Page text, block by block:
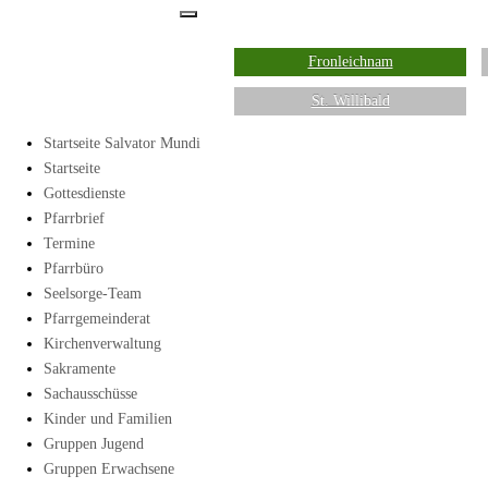
Fronleichnam
St. Willibald
Startseite Salvator Mundi
Startseite
Gottesdienste
Pfarrbrief
Termine
Pfarrbüro
Seelsorge-Team
Pfarrgemeinderat
Kirchenverwaltung
Sakramente
Sachausschüsse
Kinder und Familien
Gruppen Jugend
Gruppen Erwachsene